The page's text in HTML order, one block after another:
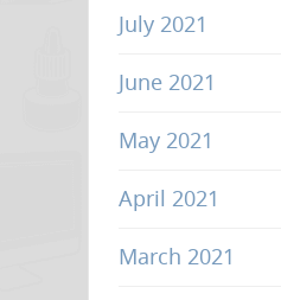
July 2021
June 2021
May 2021
April 2021
March 2021